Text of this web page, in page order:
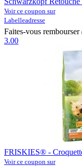
Voir ce coupon sur
Labelleadresse
Faites-vous rembourser
3.00
FRISKIES® -
Voir ce coupon sur